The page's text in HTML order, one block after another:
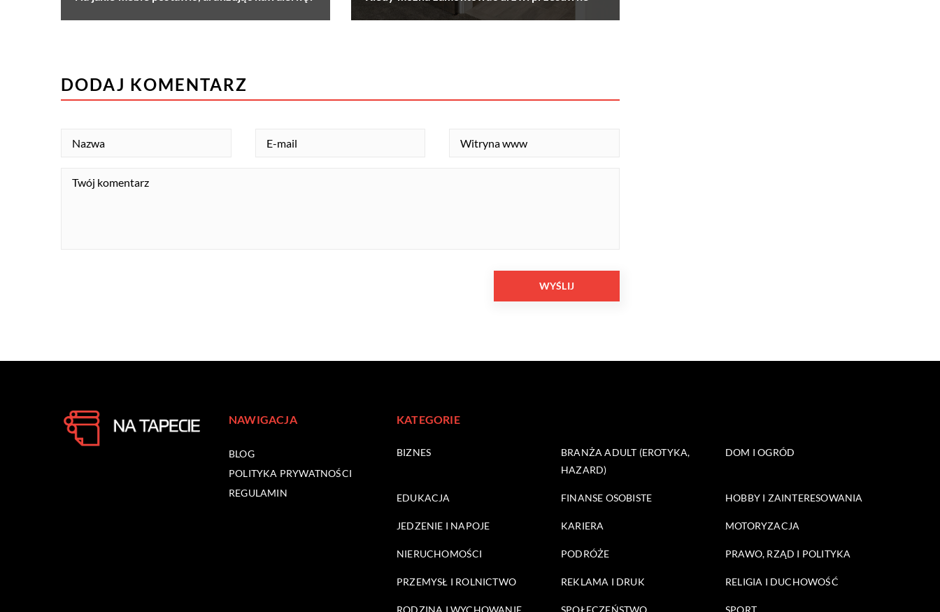
DODAJ KOMENTARZ
NAWIGACJA
BLOG
POLITYKA PRYWATNOŚCI
REGULAMIN
KATEGORIE
BIZNES
BRANŻA ADULT (EROTYKA,
HAZARD)
DOM I OGRÓD
EDUKACJA FINANSE OSOBISTE HOBBY I ZAINTERESOWANIA
JEDZENIE I NAPOJE KARIERA MOTORYZACJA
NIERUCHOMOŚCI PODRÓŻE PRAWO, RZĄD I POLITYKA
PRZEMYSŁ I ROLNICTWO REKLAMA I DRUK RELIGIA I DUCHOWOŚĆ
RODZINA I WYCHOWANIE SPOŁECZEŃSTWO SPORT